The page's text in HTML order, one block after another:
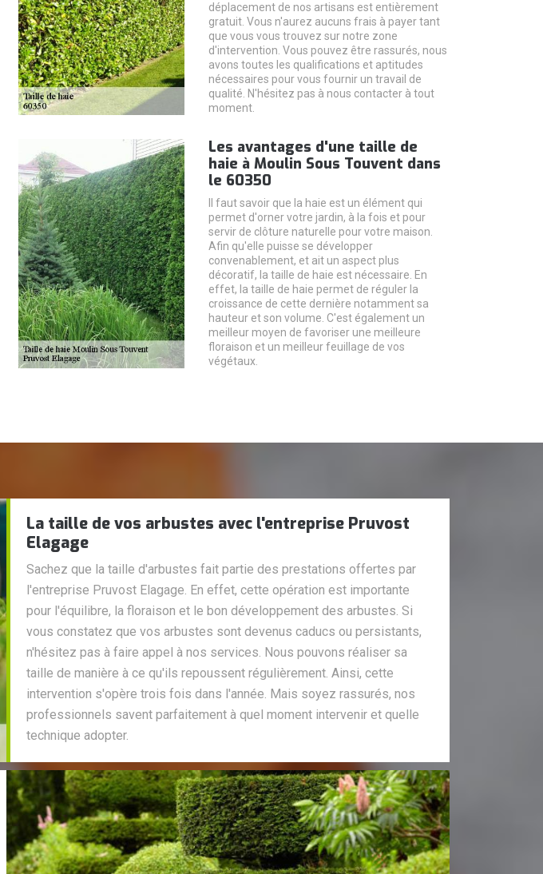
déplacement de nos artisans est entièrement
gratuit. Vous n'aurez aucuns frais à payer tant
que vous vous trouvez sur notre zone
d'intervention. Vous pouvez être rassurés, nous
avons toutes les qualifications et aptitudes
nécessaires pour vous fournir un travail de
qualité. N'hésitez pas à nous contacter à tout
moment.
Les avantages d'une taille de
haie à Moulin Sous Touvent dans
le 60350
Il faut savoir que la haie est un élément qui
permet d'orner votre jardin, à la fois et pour
servir de clôture naturelle pour votre maison.
Afin qu'elle puisse se développer
convenablement, et ait un aspect plus
décoratif, la taille de haie est nécessaire. En
effet, la taille de haie permet de réguler la
croissance de cette dernière notamment sa
hauteur et son volume. C'est également un
meilleur moyen de favoriser une meilleure
floraison et un meilleur feuillage de vos
végétaux.
La taille de vos arbustes avec l'entreprise Pruvost
Elagage
Sachez que la taille d'arbustes fait partie des prestations offertes par
l'entreprise Pruvost Elagage. En effet, cette opération est importante
pour l'équilibre, la floraison et le bon développement des arbustes. Si
vous constatez que vos arbustes sont devenus caducs ou persistants,
n'hésitez pas à faire appel à nos services. Nous pouvons réaliser sa
taille de manière à ce qu'ils repoussent régulièrement. Ainsi, cette
intervention s'opère trois fois dans l'année. Mais soyez rassurés, nos
professionnels savent parfaitement à quel moment intervenir et quelle
technique adopter.